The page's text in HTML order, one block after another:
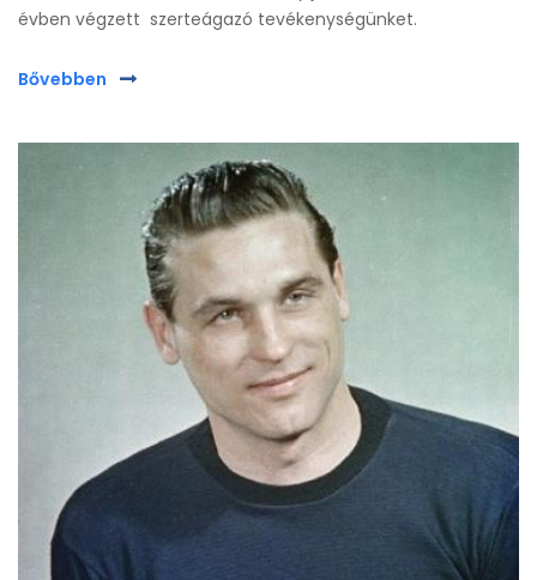
évben végzett szerteágazó tevékenységünket.
Bővebben